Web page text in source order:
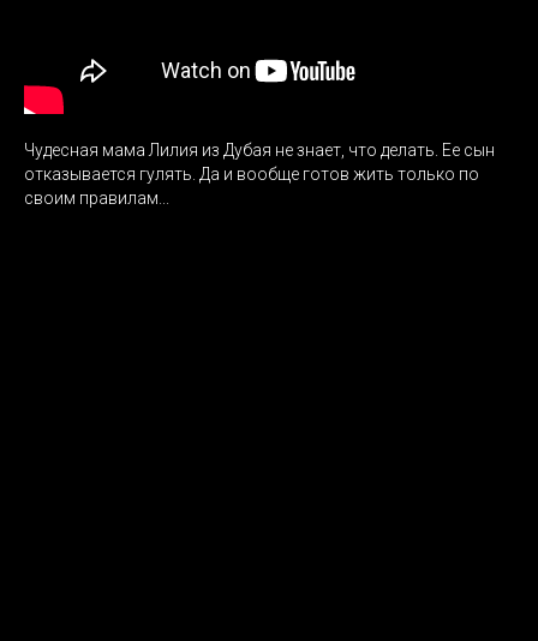
Чудесная мама Лилия из Дубая не знает, что делать. Ее сын
отказывается гулять. Да и вообще готов жить только по
своим правилам...